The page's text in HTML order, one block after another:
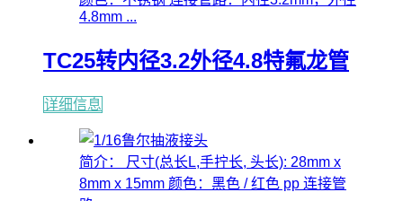
4.8mm ...
TC25转内径3.2外径4.8特氟龙管
详细信息
简介： 尺寸(总长L,手拧长, 头长): 28mm x
8mm x 15mm 颜色：黑色 / 红色 pp 连接管